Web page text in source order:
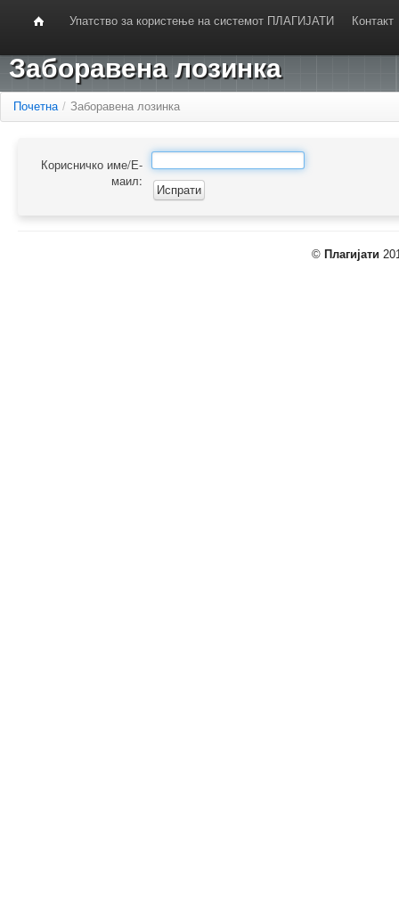
Упатство за користење на системот ПЛАГИЈАТИ Контакт
Заборавена лозинка
Почетна / Заборавена лозинка
Корисничко име/Е-
маил:
© Плагијати